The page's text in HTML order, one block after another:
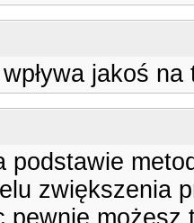
jakoś na
podstawie
zwiększenia
pewnie możesz